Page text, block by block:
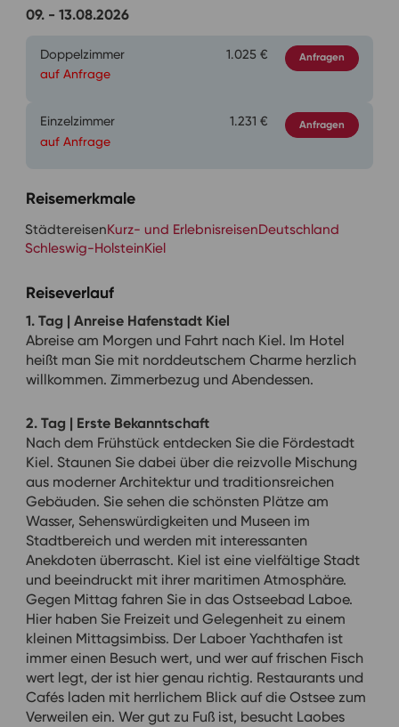
09. - 13.08.2026
Doppelzimmer
auf Anfrage
1.025 € Anfragen
Einzelzimmer
auf Anfrage
1.231 € Anfragen
Reisemerkmale
StädtereisenKurz- und ErlebnisreisenDeutschland
Schleswig-HolsteinKiel
Reiseverlauf
1. Tag | Anreise Hafenstadt Kiel
Abreise am Morgen und Fahrt nach Kiel. Im Hotel
heißt man Sie mit norddeutschem Charme herzlich
willkommen. Zimmerbezug und Abendessen.
2. Tag | Erste Bekanntschaft
Nach dem Frühstück entdecken Sie die Fördestadt
Kiel. Staunen Sie dabei über die reizvolle Mischung
aus moderner Architektur und traditionsreichen
Gebäuden. Sie sehen die schönsten Plätze am
Wasser, Sehenswürdigkeiten und Museen im
Stadtbereich und werden mit interessanten
Anekdoten überrascht. Kiel ist eine vielfältige Stadt
und beeindruckt mit ihrer maritimen Atmosphäre.
Gegen Mittag fahren Sie in das Ostseebad Laboe.
Hier haben Sie Freizeit und Gelegenheit zu einem
kleinen Mittagsimbiss. Der Laboer Yachthafen ist
immer einen Besuch wert, und wer auf frischen Fisch
wert legt, der ist hier genau richtig. Restaurants und
Cafés laden mit herrlichem Blick auf die Ostsee zum
Verweilen ein. Wer gut zu Fuß ist, besucht Laobes